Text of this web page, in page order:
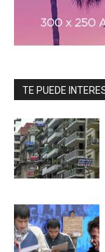
TE PUEDE